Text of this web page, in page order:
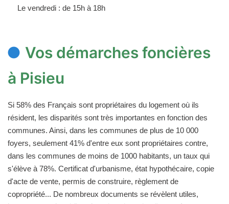
Le vendredi : de 15h à 18h
Vos démarches foncières
à Pisieu
Si 58% des Français sont propriétaires du logement où ils
résident, les disparités sont très importantes en fonction des
communes. Ainsi, dans les communes de plus de 10 000
foyers, seulement 41% d'entre eux sont propriétaires contre,
dans les communes de moins de 1000 habitants, un taux qui
s'élève à 78%. Certificat d'urbanisme, état hypothécaire, copie
d'acte de vente, permis de construire, règlement de
copropriété... De nombreux documents se révèlent utiles,